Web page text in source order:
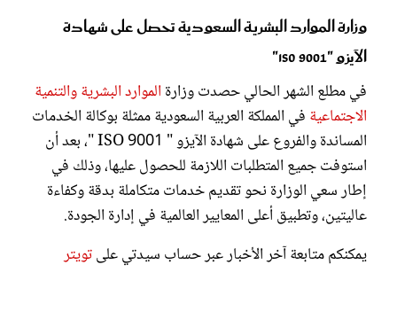
وزارة الموارد البشرية السعودية تحصل على شهادة
الآيزو "9001 ISO"
في مطلع الشهر الحالي حصدت وزارة الموارد البشرية والتنمية
الاجتماعية في المملكة العربية السعودية ممثلة بوكالة الخدمات
المساندة والفروع على شهادة الآيزو " 9001 ISO "، بعد أن
استوفت جميع المتطلبات اللازمة للحصول عليها، وذلك في
إطار سعي الوزارة نحو تقديم خدمات متكاملة بدقة وكفاءة
عاليتين، وتطبيق أعلى المعايير العالمية في إدارة الجودة.
يمكنكم متابعة آخر الأخبار عبر حساب سيدتي علىتويتر